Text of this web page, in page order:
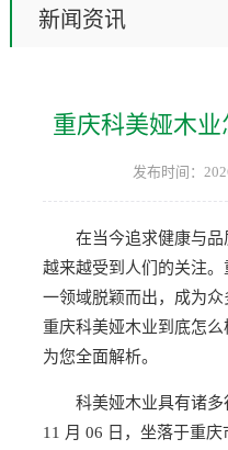
新闻资讯
重庆科美娅木
发布时间：
在当今追求健康与
越来越受到人们的关注
一领域脱颖而出，成为众
重庆科美娅木业到底怎
为您全面解析。
科美娅木业具有诸
11 月 06 日，坐落于重